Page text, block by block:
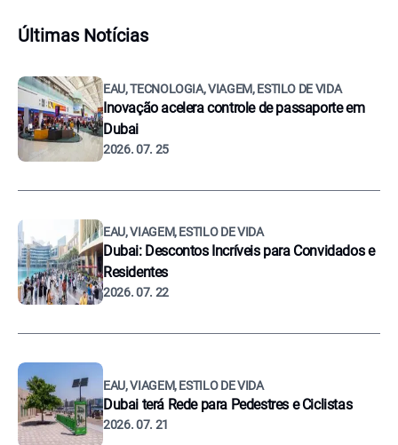
Últimas Notícias
EAU, TECNOLOGIA, VIAGEM, ESTILO DE VIDA
Inovação acelera controle de passaporte em
Dubai
2026. 07. 25
EAU, VIAGEM, ESTILO DE VIDA
Dubai: Descontos Incríveis para Convidados e
Residentes
2026. 07. 22
EAU, VIAGEM, ESTILO DE VIDA
Dubai terá Rede para Pedestres e Ciclistas
2026. 07. 21